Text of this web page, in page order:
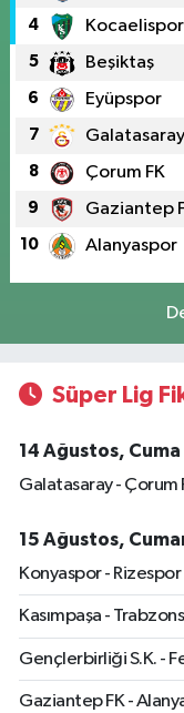
4 Kocaelispor
5 Beşiktaş
6 Eyüpspor
7 Galatasaray
8 Çorum FK
9 Gaziantep
10 Alanyaspor
Süper Lig
14 Ağustos, Cuma
Galatasaray - Çorum
15 Ağustos,
Konyaspor - Rizespor
Kasımpaşa -
Gençlerbirliği S.K. -
Gaziantep FK -